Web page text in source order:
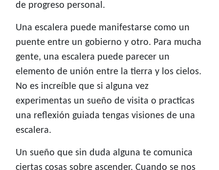
de progreso personal.
Una escalera puede manifestarse como un
puente entre un gobierno y otro. Para mucha
gente, una escalera puede parecer un
elemento de unión entre la tierra y los cielos.
No es increíble que si alguna vez
experimentas un sueño de visita o practicas
una reflexión guiada tengas visiones de una
escalera.
Un sueño que sin duda alguna te comunica
ciertas cosas sobre ascender. Cuando se nos